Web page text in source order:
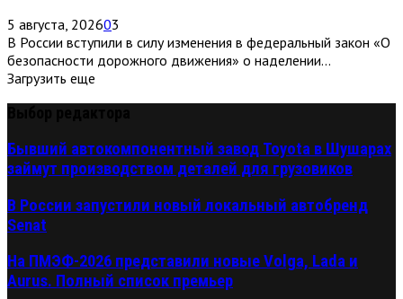
5 августа, 202603
В России вступили в силу изменения в федеральный закон «О
безопасности дорожного движения» о наделении...
Загрузить еще
Бывший автокомпонентный завод Toyota в Шушарах
займут производством деталей для грузовиков
В России запустили новый локальный автобренд
Senat
На ПМЭФ-2026 представили новые Volga, Lada и
Aurus. Полный список премьер